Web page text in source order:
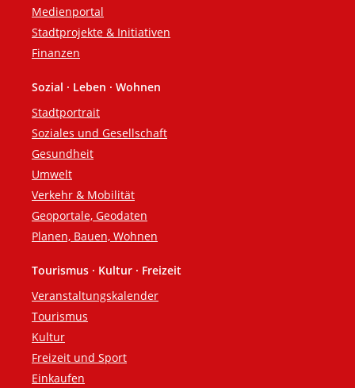
Medienportal
Stadtprojekte & Initiativen
Finanzen
Sozial · Leben · Wohnen
Stadtportrait
Soziales und Gesellschaft
Gesundheit
Umwelt
Verkehr & Mobilität
Geoportale, Geodaten
Planen, Bauen, Wohnen
Tourismus · Kultur · Freizeit
Veranstaltungskalender
Tourismus
Kultur
Freizeit und Sport
Einkaufen